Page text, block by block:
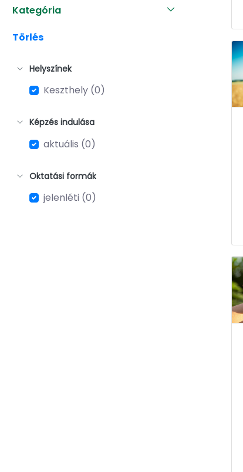
Kategória
Törlés
Helyszínek
Keszthely (0)
Képzés indulása
aktuális (0)
Oktatási formák
jelenléti (0)